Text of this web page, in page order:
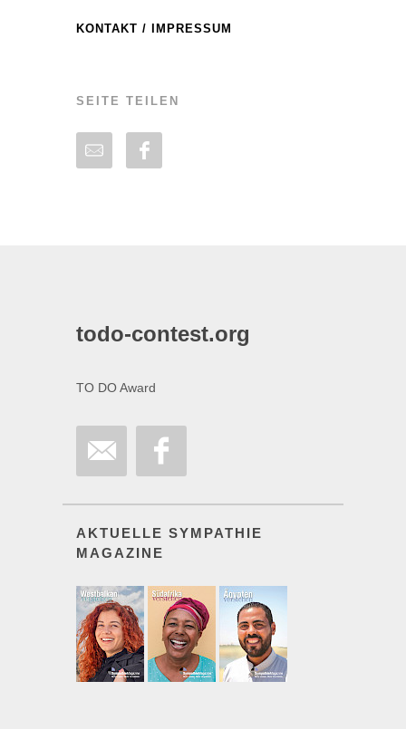
KONTAKT / IMPRESSUM
SEITE TEILEN
todo-contest.org
TO DO Award
AKTUELLE SYMPATHIE
MAGAZINE